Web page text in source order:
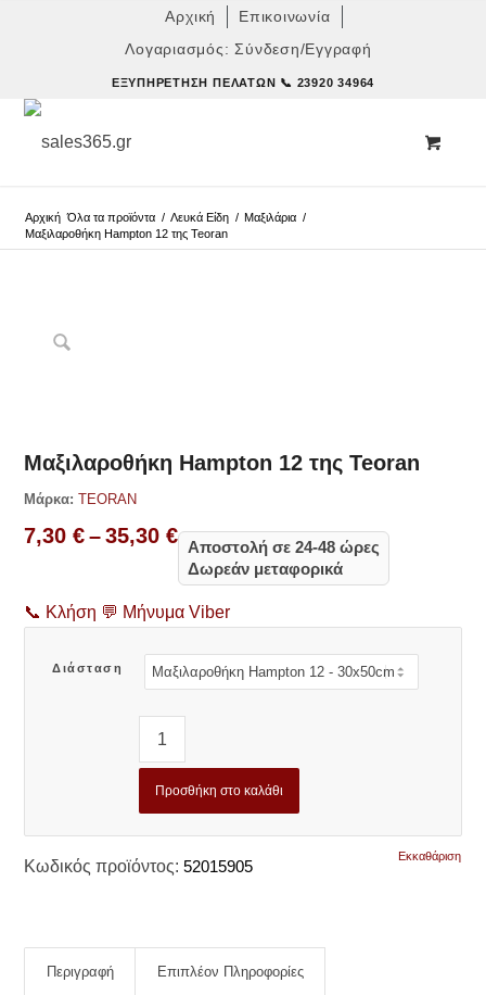
Αρχική
Επικοινωνία
Λογαριασμός: Σύνδεση/Εγγραφή
ΕΞΥΠΗΡΈΤΗΣΗ ΠΕΛΑΤΏΝ 📞 23920 34964
Αρχική Όλα τα προϊόντα / Λευκά Είδη / Μαξιλάρια /
Μαξιλαροθήκη Hampton 12 της Teoran
Μαξιλαροθήκη Hampton 12 της Teoran
Μάρκα: TEORAN
7,30€ – 35,30€Price
range:
7,30 €
through
Αποστολή σε 24-48 ώρες
Δωρεάν μεταφορικά
📞 Κλήση 💬 Μήνυμα Viber
Διάσταση
Εκκαθάριση
Προσθήκη στο καλάθι
Κωδικός προϊόντος: 52015905
Περιγραφή Επιπλέον Πληροφορίες